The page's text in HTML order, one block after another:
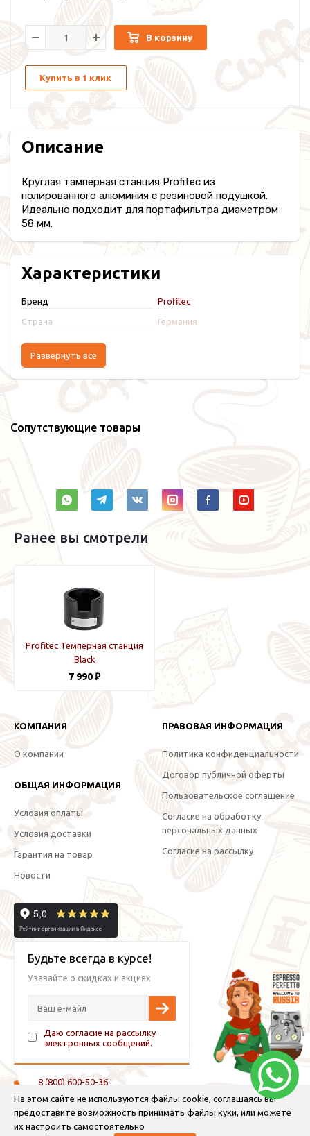
В корзину
Купить в 1 клик
Описание
Круглая тамперная станция Profitec из
полированного алюминия с резиновой подушкой.
Идеально подходит для портафильтра диаметром
58 мм.
Характеристики
Бренд Profitec
Страна Германия
Развернуть все
Сопутствующие товары
На этом сайте не используются файлы cookie, соглашаясь вы
предоставите возможность принимать файлы куки, или можете
их настроить самостоятельно
Ранее вы смотрели
Profitec Темперная станция
Black
7 990 ₽
КОМПАНИЯ
О компании
ОБЩАЯ ИНФОРМАЦИЯ
Условия оплаты
Условия доставки
Гарантия на товар
Новости
ПРАВОВАЯ ИНФОРМАЦИЯ
Политика конфиденциальности
Договор публичной оферты
Пользовательское соглашение
Согласие на обработку
персональных данных
Согласие на рассылку
Будьте всегда в курсе!
Узавайте о скидках и акциях
Даю согласие на рассылку
электронных сообщений.
8 (800) 600-50-36
+7 (921) 882-11-99 (WhatsApp, Viber, Telegram)
info@espressoperfetto.ru